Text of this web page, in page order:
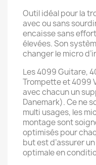
Outil idéal pour la
avec ou sans
encaisse sans
élevées. Son
changer le micro
Les 4099 Guitare,
Trompette et 4099
avec chacun un
Danemark). Ce ne
multi usages, les
montage sont
optimisés pour
but est d’assurer
optimale en